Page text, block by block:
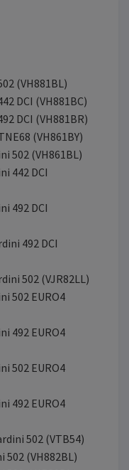
(VH881BL)
DCI (VH881BC)
DCI (VH881BR)
(VH861BY)
502 (VH861BL)
442 DCI
492 DCI
492 DCI
502 (VJR82LL)
502 EURO4
492 EURO4
502 EURO4
492 EURO4
502 (VTB54)
502 (VH882BL)